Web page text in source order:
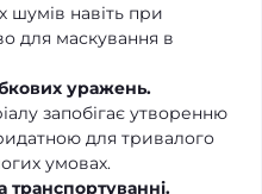
шумів навіть при
для маскування в
уражень.
запобігає утворенню
для тривалого
умовах.
транспортуванні.